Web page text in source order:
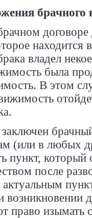
брачного
находится
владел
была
В этом
(или в любых
пункт, который
после
возникновении
право изымать